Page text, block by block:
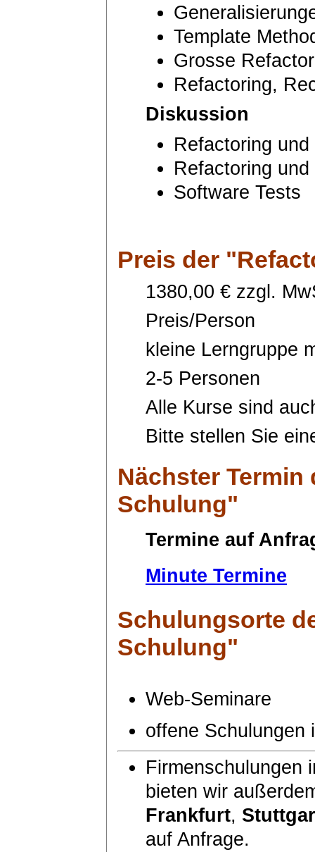
Template
Grosse
Refactoring,
Diskussion
Refactoring
Refactoring
Software Tests
Preis der
1380,00 € zzgl.
Preis/Person
kleine Lerngruppe
2-5 Personen
Alle Kurse sind
Bitte stellen Sie
Nächster Termin
Schulung"
Termine auf
Minute Termine
Schulungsorte
Schulung"
Web-Seminare
offene Schulungen
Firmenschulungen
bieten wir
Frankfurt,
auf Anfrage.